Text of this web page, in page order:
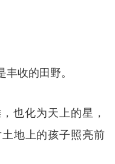
收的田野。
也化为天上的星，
地上的孩子照亮前